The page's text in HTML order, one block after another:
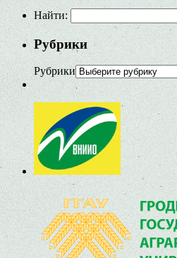
Найти:
Рубрики
Рубрики